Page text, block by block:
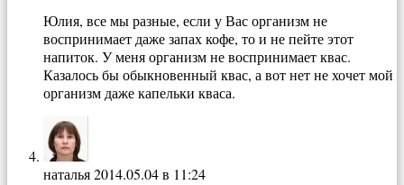
Юлия, все мы разные, если у Вас организм не
воспринимает даже запах кофе, то и не пейте этот
напиток. У меня организм не воспринимает квас.
Казалось бы обыкновенный квас, а вот нет не хочет мой
организм даже капельки кваса.
наталья2014.05.04 в 11:24